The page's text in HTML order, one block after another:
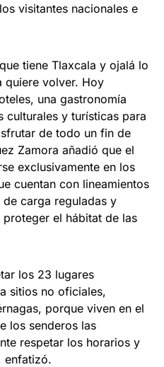
visitantes nacionales e
tiene Tlaxcala y ojalá lo
quiere volver. Hoy
una gastronomía
culturales y turísticas para
de todo un fin de
Zamora añadió que el
exclusivamente en los
cuentan con lineamientos
carga reguladas y
el hábitat de las
los 23 lugares
sitios no oficiales,
porque viven en el
los senderos las
respetar los horarios y
enfatizó.